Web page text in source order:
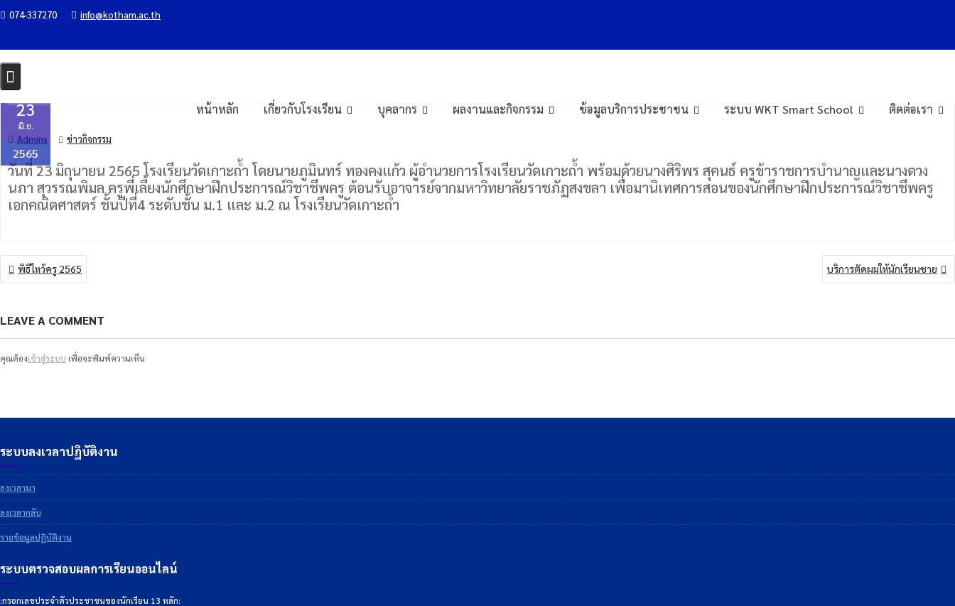
074-337270 info@kotham.ac.th
หน้าหลัก เกี่ยวกับโรงเรียน บุคลากร ผลงานและกิจกรรม ข้อมูลบริการประชาชน ระบบ WKT Smart School ติดต่อเรา
ต้อนรับอาจารย์จากมหาวิทยาลัยราชภัฏสงขลา
23
มิ.ย.
2565
Admins ข่าวกิจกรรม
วันที่ 23 มิถุนายน 2565 โรงเรียนวัดเกาะถ้ำ โดยนายภูมินทร์ ทองคงแก้ว ผู้อำนวยการโรงเรียนวัดเกาะถ้ำ พร้อมด้วยนางศิริพร สุคนธ์ ครูข้าราชการบำนาญและนางดวง
นภา สุวรรณพิมล ครูพี่เลี้ยงนักศึกษาฝึกประการณ์วิชาชีพครู ต้อนรับอาจารย์จากมหาวิทยาลัยราชภัฏสงขลา เพื่อมานิเทศการสอนของนักศึกษาฝึกประการณ์วิชาชีพครู
เอกคณิตศาสตร์ ชั้นปีที่4 ระดับชั้น ม.1 และ ม.2 ณ โรงเรียนวัดเกาะถ้ำ
แนะแนว
เรื่อง
พิธีไหว้ครู 2565 บริการตัดผมให้นักเรียนชาย
LEAVE A COMMENT
คุณต้องเข้าสู่ระบบ เพื่อจะพิมพ์ความเห็น
ระบบลงเวลาปฏิบัติงาน
ลงเวลามา
ลงเวลากลับ
รายข้อมูลปฏิบัติงาน
ระบบตรวจสอบผลการเรียนออนไลน์
:กรอกเลขประจำตัวประชาชนของนักเรียน 13 หลัก: